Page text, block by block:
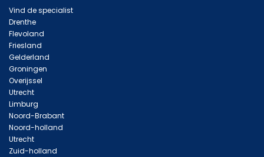
Vind de specialist
Drenthe
Flevoland
Friesland
Gelderland
Groningen
Overijssel
Utrecht
Limburg
Noord-Brabant
Noord-holland
Utrecht
Zuid-holland